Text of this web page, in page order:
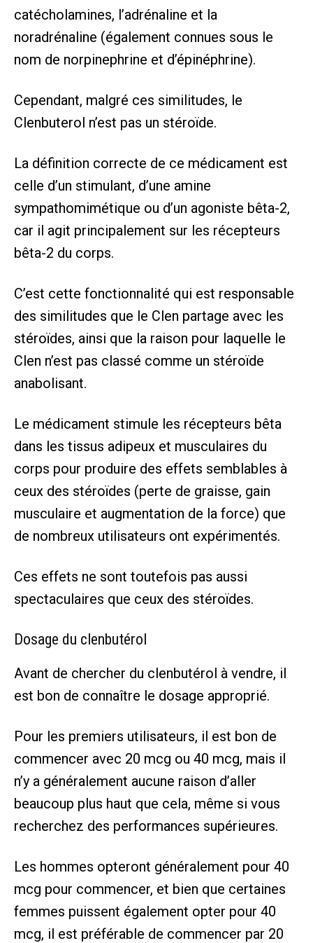
catécholamines, l’adrénaline et la
noradrénaline (également connues sous le
nom de norpinephrine et d’épinéphrine).
Cependant, malgré ces similitudes, le
Clenbuterol n’est pas un stéroïde.
La définition correcte de ce médicament est
celle d’un stimulant, d’une amine
sympathomimétique ou d’un agoniste bêta-2,
car il agit principalement sur les récepteurs
bêta-2 du corps.
C’est cette fonctionnalité qui est responsable
des similitudes que le Clen partage avec les
stéroïdes, ainsi que la raison pour laquelle le
Clen n’est pas classé comme un stéroïde
anabolisant.
Le médicament stimule les récepteurs bêta
dans les tissus adipeux et musculaires du
corps pour produire des effets semblables à
ceux des stéroïdes (perte de graisse, gain
musculaire et augmentation de la force) que
de nombreux utilisateurs ont expérimentés.
Ces effets ne sont toutefois pas aussi
spectaculaires que ceux des stéroïdes.
Dosage du clenbutérol
Avant de chercher du clenbutérol à vendre, il
est bon de connaître le dosage approprié.
Pour les premiers utilisateurs, il est bon de
commencer avec 20 mcg ou 40 mcg, mais il
n’y a généralement aucune raison d’aller
beaucoup plus haut que cela, même si vous
recherchez des performances supérieures.
Les hommes opteront généralement pour 40
mcg pour commencer, et bien que certaines
femmes puissent également opter pour 40
mcg, il est préférable de commencer par 20